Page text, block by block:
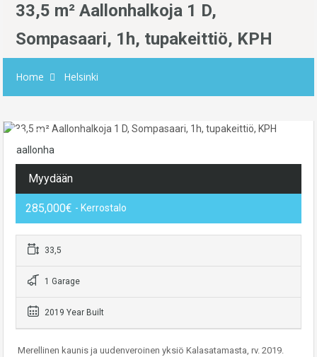
33,5 m² Aallonhalkoja 1 D,
Sompasaari, 1h, tupakeittiö, KPH
Home Helsinki
aallonha
Myydään
285,000€ - Kerrostalo
33,5
1 Garage
2019 Year Built
Merellinen kaunis ja uudenveroinen yksiö Kalasatamasta, rv. 2019.